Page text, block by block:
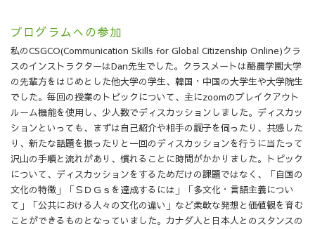
プログラムへの参加
私のCSGCO(Communication Skills for Global Citizenship Online)クラ
スのインストラクターはDan先生でした。クラスメートは酪農学園大学
の先輩方をはじめとした他大学の学生、韓国・中国の大学生や大学院生
でした。毎回の授業のトピックについて、主にzoomのブレイクアウト
ルーム機能を使用し、少人数でディスカッションしました。ディスカッ
ションといっても、まずは自己紹介や相手の調子を伺ったり、共感した
り、新たな話題を振ったりと一回のディスカッションを行うに当たって
沢山の手順と流れがあり、慣れることに時間がかかりました。トピック
について、ディスカッションをするためだけの課題ではなく、「自国の
文化の特徴」「ＳＤＧｓを達成するには」「多文化・言語主義につい
て」「公共における人々の文化の違い」など柔軟な発想と価値観を育む
ことができるものとなっていました。カナダ人と日本人とのスタンスの